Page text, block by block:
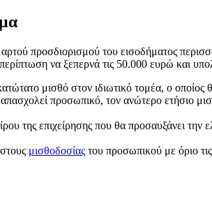
προσδιορισμού του εισοδήματος
να ξεπερνά τις 50.000 ευρώ και
μισθό στον ιδιωτικό τομέα, ο
απασχολεί προσωπικό, τον ανώτερο ετήσιο
της επιχείρησης που θα προσαυξάνει
μισθοδοσίας του προσωπικού με όριο